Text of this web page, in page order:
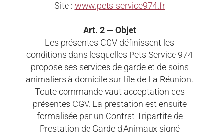
Site : www.pets-service974.fr
Art. 2 — Objet
Les présentes CGV définissent les
conditions dans lesquelles Pets Service 974
propose ses services de garde et de soins
animaliers à domicile sur l'île de La Réunion.
Toute commande vaut acceptation des
présentes CGV. La prestation est ensuite
formalisée par un Contrat Tripartite de
Prestation de Garde d'Animaux signé